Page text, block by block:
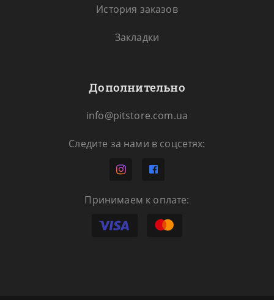
История заказов
Закладки
Дополнительно
info@pitstore.com.ua
Следите за нами в соцсетях:
Принимаем к оплате: